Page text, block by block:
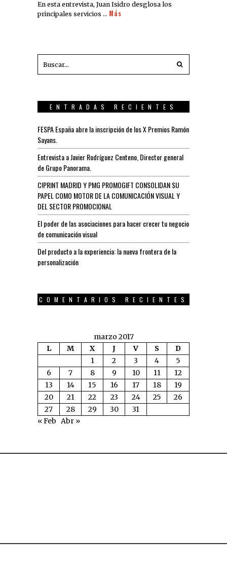
En esta entrevista, Juan Isidro desglosa los
principales servicios … Más
ENTRADAS RECIENTES
FESPA España abre la inscripción de los X Premios Ramón
Sayans.
Entrevista a Javier Rodríguez Centeno, Director general
de Grupo Panorama.
C!PRINT MADRID Y PMG PROMOGIFT CONSOLIDAN SU
PAPEL COMO MOTOR DE LA COMUNICACIÓN VISUAL Y
DEL SECTOR PROMOCIONAL
El poder de las asociaciones para hacer crecer tu negocio
de comunicación visual
Del producto a la experiencia: la nueva frontera de la
personalización
COMENTARIOS RECIENTES
marzo 2017
L
M X J V S
D
1
2 3 4
5
6
7 8 9 10 11
12
13
14 15 16 17 18
19
20
21 22 23 24 25
26
27
28 29 30
31
« Feb Abr »